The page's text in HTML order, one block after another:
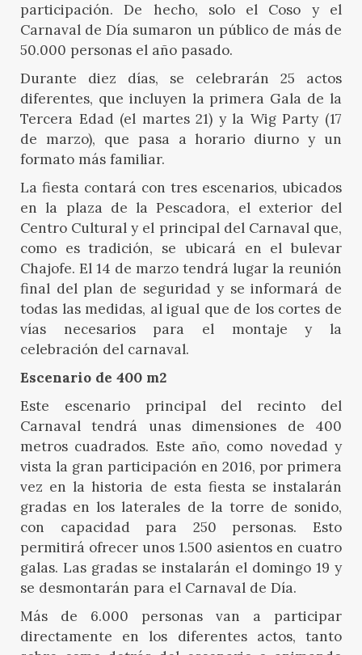
participación. De hecho, solo el Coso y el
Carnaval de Día sumaron un público de más de
50.000 personas el año pasado.
Durante diez días, se celebrarán 25 actos
diferentes, que incluyen la primera Gala de la
Tercera Edad (el martes 21) y la Wig Party (17
de marzo), que pasa a horario diurno y un
formato más familiar.
La fiesta contará con tres escenarios, ubicados
en la plaza de la Pescadora, el exterior del
Centro Cultural y el principal del Carnaval que,
como es tradición, se ubicará en el bulevar
Chajofe. El 14 de marzo tendrá lugar la reunión
final del plan de seguridad y se informará de
todas las medidas, al igual que de los cortes de
vías necesarios para el montaje y la
celebración del carnaval.
Escenario de 400 m2
Este escenario principal del recinto del
Carnaval tendrá unas dimensiones de 400
metros cuadrados. Este año, como novedad y
vista la gran participación en 2016, por primera
vez en la historia de esta fiesta se instalarán
gradas en los laterales de la torre de sonido,
con capacidad para 250 personas. Esto
permitirá ofrecer unos 1.500 asientos en cuatro
galas. Las gradas se instalarán el domingo 19 y
se desmontarán para el Carnaval de Día.
Más de 6.000 personas van a participar
directamente en los diferentes actos, tanto